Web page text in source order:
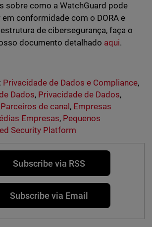
sobre como a WatchGuard pode
em conformidade com o DORA e
de cibersegurança, faça o
documento detalhado aqui.
Privacidade de Dados e Compliance,
Dados, Privacidade de Dados,
Parceiros de canal , Empresas
Empresas, Pequenos
Security Platform
Subscribe via RSS
Subscribe via Email